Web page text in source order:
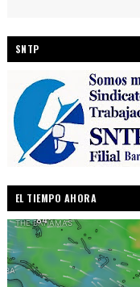
SNTP
EL TIEMPO AHORA